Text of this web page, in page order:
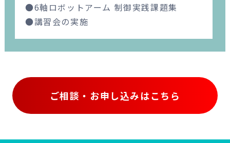
●6軸ロボットアーム 制御実践課題集
●講習会の実施
ご相談・お申し込みはこちら